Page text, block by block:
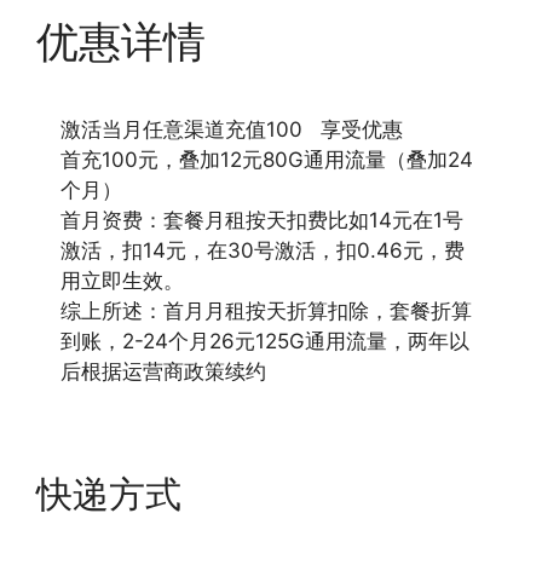
优惠详情
激活当月任意渠道充值100 享受优惠
首充100元，叠加12元80G通用流量（叠加24
个月）
首月资费：套餐月租按天扣费比如14元在1号
激活，扣14元，在30号激活，扣0.46元，费
用立即生效。
综上所述：首月月租按天折算扣除，套餐折算
到账，2-24个月26元125G通用流量，两年以
后根据运营商政策续约
快递方式